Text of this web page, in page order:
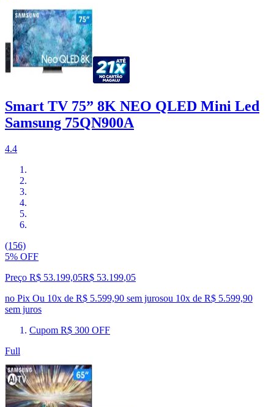
Smart TV 75” 8K NEO QLED Mini Led
Samsung 75QN900A
4.4
(156)
5% OFF
Preço R$ 53.199,05R$ 53.199,05
no Pix Ou 10x de R$ 5.599,90 sem jurosou 10x de R$ 5.599,90
sem juros
Cupom R$ 300 OFF
Full